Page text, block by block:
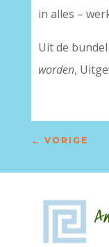
in alles –
Uit de bundel
worden,
← VORIGE